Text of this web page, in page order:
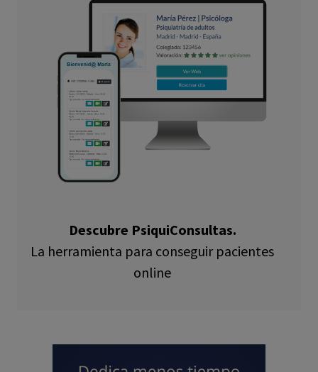
Descubre PsiquiConsultas.
La herramienta para conseguir pacientes
online